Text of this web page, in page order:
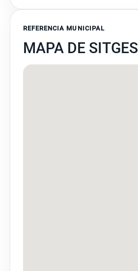
REFERENCIA MUNICIPAL
MAPA DE SITGES